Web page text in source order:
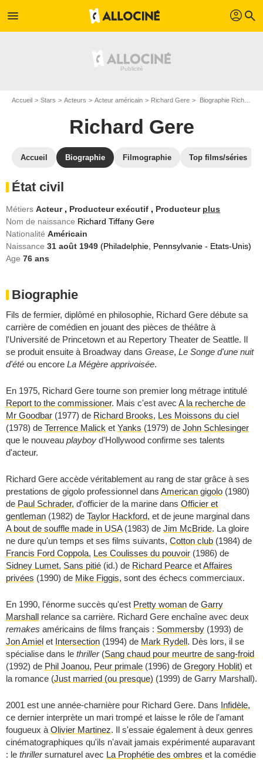
menu profil search
Accueil Stars Acteurs Acteur américain Richard Gere Biographie Richard Gere
Richard Gere
Accueil Biographie Filmographie Top films/séries
État civil
Métiers Acteur , Producteur exécutif , Producteur plus
Nom de naissance Richard Tiffany Gere
Nationalité Américain
Naissance 31 août 1949 (Philadelphie, Pennsylvanie - Etats-Unis)
Age 76 ans
Biographie
Fils de fermier, diplômé en philosophie, Richard Gere débute sa
carrière de comédien en jouant des pièces de théâtre à
l'Université de Princetown et au Repertory Theater de Seattle. Il
se produit ensuite à Broadway dans Grease, Le Songe d'une nuit
d'été ou encore La Mégère apprivoisée.
En 1975, Richard Gere tourne son premier long métrage intitulé
Report to the commissioner. Mais c'est avec A la recherche de
Mr Goodbar (1977) de Richard Brooks, Les Moissons du ciel
(1978) de Terrence Malick et Yanks (1979) de John Schlesinger
que le nouveau playboy d'Hollywood confirme ses talents
d'acteur.
Richard Gere accède véritablement au rang de star grâce à ses
prestations de gigolo professionnel dans American gigolo (1980)
de Paul Schrader, d'officier de la marine dans Officier et
gentleman (1982) de Taylor Hackford, et de jeune marginal dans
A bout de souffle made in USA(1983) de Jim McBride. La gloire
ne dure qu'un temps et ses films suivants, Cotton club (1984) de
Francis Ford Coppola, Les Coulisses du pouvoir (1986) de
Sidney Lumet, Sans pitié (id.) de Richard Pearce etAffaires
privées (1990) de Mike Figgis, sont des échecs commerciaux.
En 1990, l'énorme succès qu'est Pretty woman de Garry
Marshall relance sa carrière. Richard Gere enchaîne avec deux
remakes américains de films français : Sommersby (1993) de
Jon Amiel et Intersection (1994) de Mark Rydell. Dès lors, il se
spécialise dans le thriller(Sang chaud pour meurtre de sang-froid
(1992) de Phil Joanou, Peur primale (1996) de Gregory Hoblit) et
la romance (Just married (ou presque) (1999) de Garry Marshall).
2001 est une année-charnière pour Richard Gere. Dans Infidèle,
ce dernier interprète un mari trompé et laisse le rôle de l'amant
fougueux à Olivier Martinez. Il s'essaie également à deux genres
cinématographiques qu'ils n'avait jamais expérimenté auparavant
: le thrillersurnaturel avec La Prophétie des ombres et la comédie